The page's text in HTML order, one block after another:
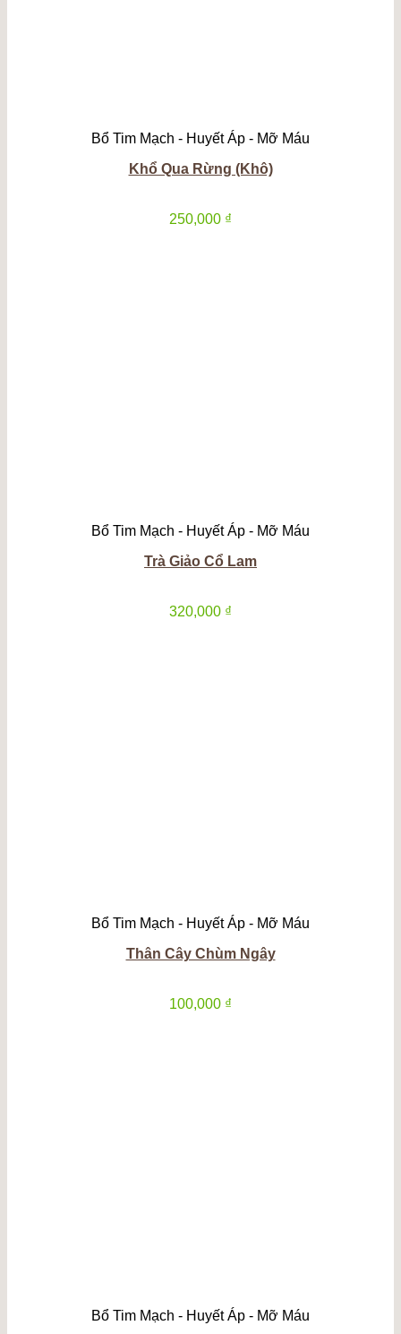
Bổ Tim Mạch - Huyết Áp - Mỡ Máu
Khổ Qua Rừng (Khô)
250,000 ₫
Bổ Tim Mạch - Huyết Áp - Mỡ Máu
Trà Giảo Cổ Lam
320,000 ₫
Bổ Tim Mạch - Huyết Áp - Mỡ Máu
Thân Cây Chùm Ngây
100,000 ₫
Bổ Tim Mạch - Huyết Áp - Mỡ Máu